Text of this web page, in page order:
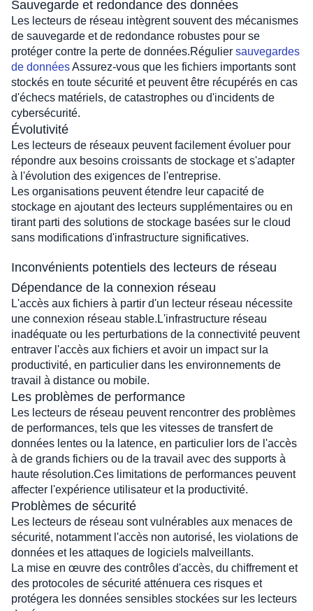
Sauvegarde et redondance des données
Les lecteurs de réseau intègrent souvent des mécanismes
de sauvegarde et de redondance robustes pour se
protéger contre la perte de données.Régulier sauvegardes
de données Assurez-vous que les fichiers importants sont
stockés en toute sécurité et peuvent être récupérés en cas
d'échecs matériels, de catastrophes ou d'incidents de
cybersécurité.
Évolutivité
Les lecteurs de réseaux peuvent facilement évoluer pour
répondre aux besoins croissants de stockage et s'adapter
à l'évolution des exigences de l'entreprise.
Les organisations peuvent étendre leur capacité de
stockage en ajoutant des lecteurs supplémentaires ou en
tirant parti des solutions de stockage basées sur le cloud
sans modifications d'infrastructure significatives.
Inconvénients potentiels des lecteurs de réseau
Dépendance de la connexion réseau
L'accès aux fichiers à partir d'un lecteur réseau nécessite
une connexion réseau stable.L'infrastructure réseau
inadéquate ou les perturbations de la connectivité peuvent
entraver l'accès aux fichiers et avoir un impact sur la
productivité, en particulier dans les environnements de
travail à distance ou mobile.
Les problèmes de performance
Les lecteurs de réseau peuvent rencontrer des problèmes
de performances, tels que les vitesses de transfert de
données lentes ou la latence, en particulier lors de l'accès
à de grands fichiers ou de la travail avec des supports à
haute résolution.Ces limitations de performances peuvent
affecter l'expérience utilisateur et la productivité.
Problèmes de sécurité
Les lecteurs de réseau sont vulnérables aux menaces de
sécurité, notamment l'accès non autorisé, les violations de
données et les attaques de logiciels malveillants.
La mise en œuvre des contrôles d'accès, du chiffrement et
des protocoles de sécurité atténuera ces risques et
protégera les données sensibles stockées sur les lecteurs